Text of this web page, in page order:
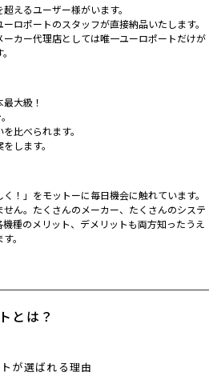
えるユーザー様がいます。
ロポートのスタッフが直接納品いたします。
カー代理店としては唯一ユーロポートだけが
大級！
比べられます。
します。
！」をモットーに毎日機会に触れています。
ん。たくさんのメーカー、たくさんのシステ
種のメリット、デメリットも両方知ったうえ
。
とは？
が選ばれる理由